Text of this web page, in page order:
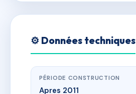
⚙️ Données techniques
PÉRIODE CONSTRUCTION
Apres 2011